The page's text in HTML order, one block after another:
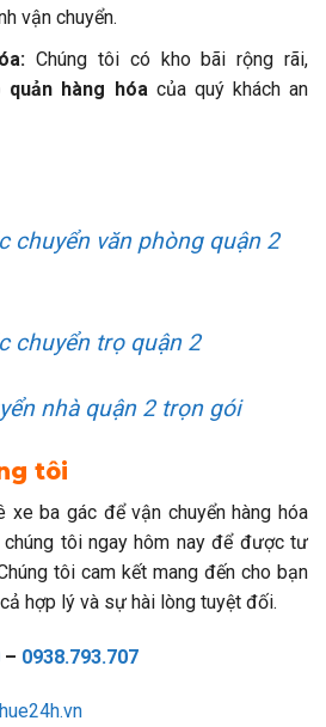
vận chuyển.
Chúng tôi có kho bãi rộng rãi,
quản hàng hóa của quý khách an
chuyển văn phòng quận 2
chuyển trọ quận 2
nhà quận 2 trọn gói
tôi
xe ba gác để vận chuyển hàng hóa
tôi ngay hôm nay để được tư
tôi cam kết mang đến cho bạn
hợp lý và sự hài lòng tuyệt đối.
– 0938.793.707